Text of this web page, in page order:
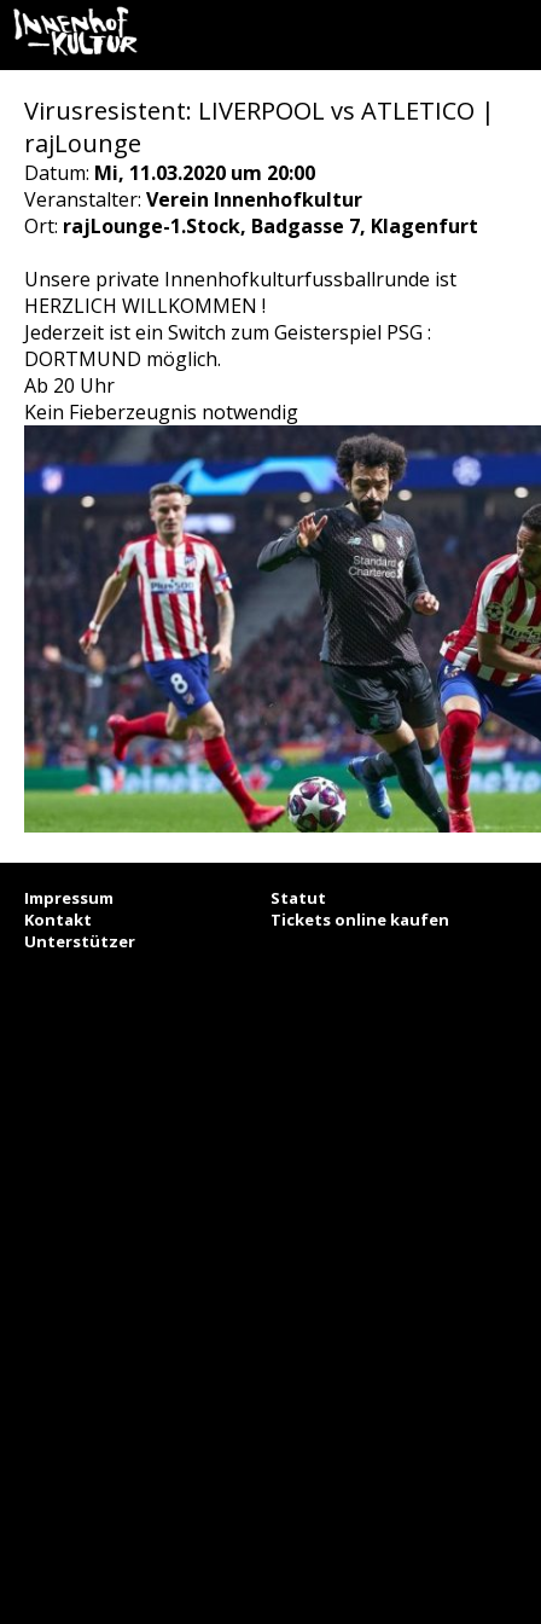
Virusresistent: LIVERPOOL vs ATLETICO |
rajLounge
Datum: Mi, 11.03.2020 um 20:00
Veranstalter: Verein Innenhofkultur
Ort: rajLounge-1.Stock, Badgasse 7, Klagenfurt
Unsere private Innenhofkulturfussballrunde ist
HERZLICH WILLKOMMEN !
Jederzeit ist ein Switch zum Geisterspiel PSG :
DORTMUND möglich.
Ab 20 Uhr
Kein Fieberzeugnis notwendig
Impressum
Statut
Kontakt
Tickets online kaufen
Unterstützer